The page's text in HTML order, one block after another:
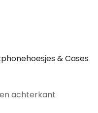
& Cases
achterkant